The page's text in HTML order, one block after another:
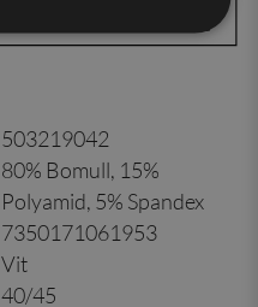
503219042
80% Bomull, 15%
Polyamid, 5% Spandex
7350171061953
Vit
40/45